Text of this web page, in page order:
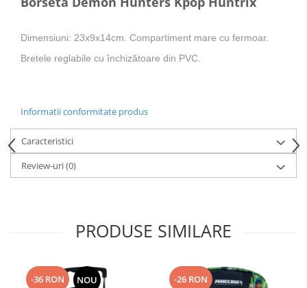
Dimensiuni: 23x9x14cm. Compartiment mare cu fermoar.
Bretele reglabile cu închizătoare din PVC.
Informatii conformitate produs
Caracteristici
Review-uri(0)
PRODUSE SIMILARE
-36 RON NOU -26 RON